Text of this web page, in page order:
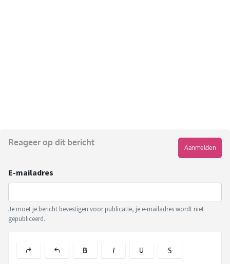
Reageer op dit bericht
Aanmelden
E-mailadres
Je moet je bericht bevestigen voor publicatie, je e-mailadres wordt niet
gepubliceerd.